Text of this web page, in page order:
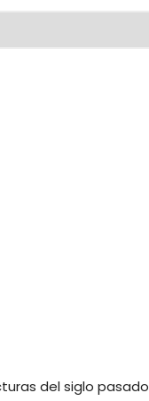
del siglo pasado